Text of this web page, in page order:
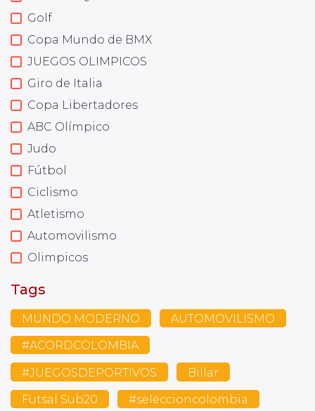
Golf
Copa Mundo de BMX
JUEGOS OLIMPICOS
Giro de Italia
Copa Libertadores
ABC Olímpico
Judo
Fútbol
Ciclismo
Atletismo
Automovilismo
Olimpicos
Tags
MUNDO MODERNO AUTOMOVILISMO
#ACORDCOLOMBIA
#JUEGOSDEPORTIVOS Billar
Futsal Sub20 #seleccioncolombia